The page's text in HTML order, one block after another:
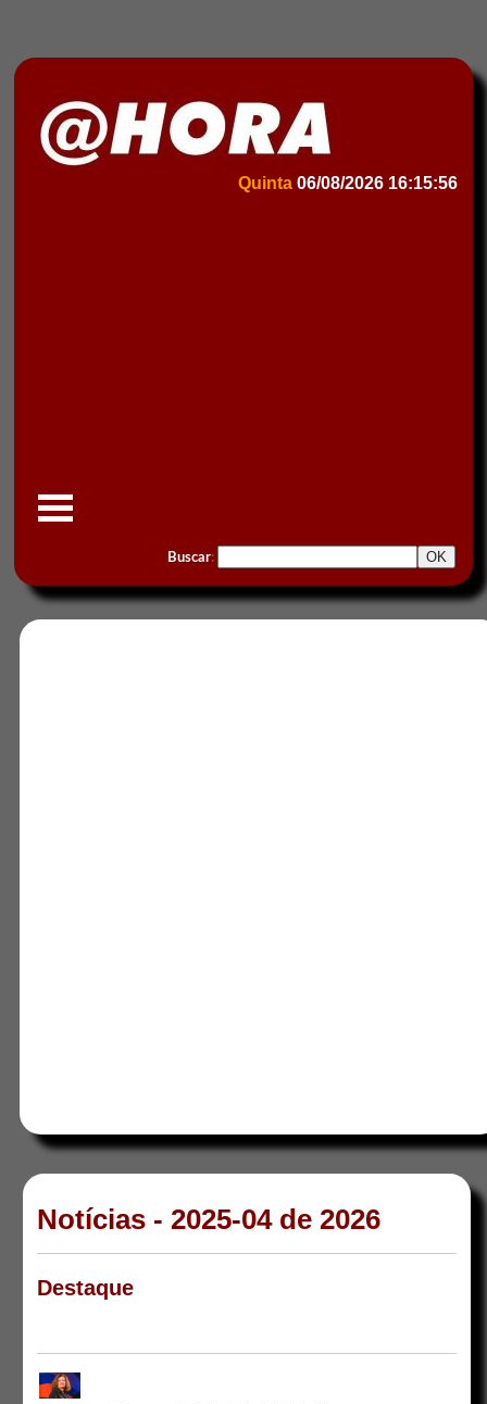
Quinta 06/08/2026 16:15:56
Buscar:
Notícias - 2025-04 de 2026
Destaque